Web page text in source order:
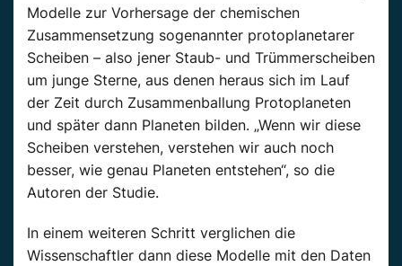
Modelle zur Vorhersage der chemischen
Zusammensetzung sogenannter protoplanetarer
Scheiben – also jener Staub- und Trümmerscheiben
um junge Sterne, aus denen heraus sich im Lauf
der Zeit durch Zusammenballung Protoplaneten
und später dann Planeten bilden. „Wenn wir diese
Scheiben verstehen, verstehen wir auch noch
besser, wie genau Planeten entstehen“, so die
Autoren der Studie.
In einem weiteren Schritt verglichen die
Wissenschaftler dann diese Modelle mit den Daten